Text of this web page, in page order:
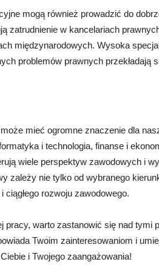
mogą również prowadzić do
zatrudnienie w kancelariach
międzynarodowych. Wysoka
problemów prawnych przekładają
mieć ogromne znaczenie dla
i technologia, finanse i
wiele perspektyw zawodowych i
zależy nie tylko od wybranego
ciągłego rozwoju zawodowego.
pracy, warto zastanowić się nad
Twoim zainteresowaniom i
i Twojego zaangażowania!